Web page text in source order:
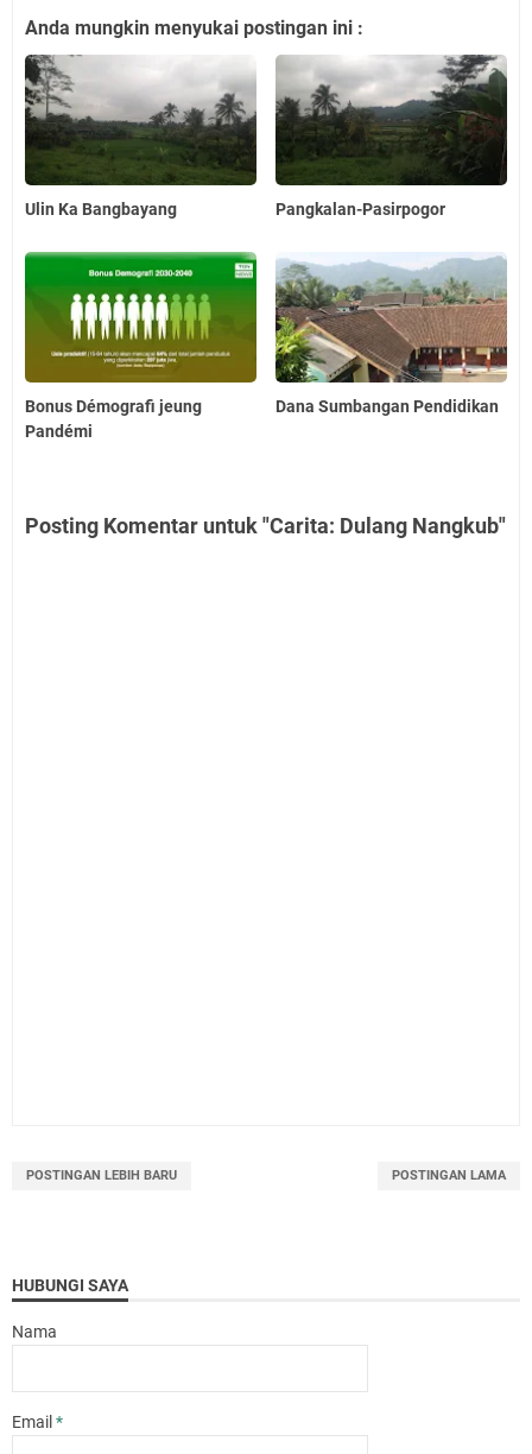
Anda mungkin menyukai postingan ini :
Ulin Ka Bangbayang Pangkalan-Pasirpogor
Bonus Démografi jeung
Pandémi
Dana Sumbangan Pendidikan
Posting Komentar untuk "Carita: Dulang Nangkub"
POSTINGAN LEBIH BARU POSTINGAN LAMA
HUBUNGI SAYA
Nama
Email*